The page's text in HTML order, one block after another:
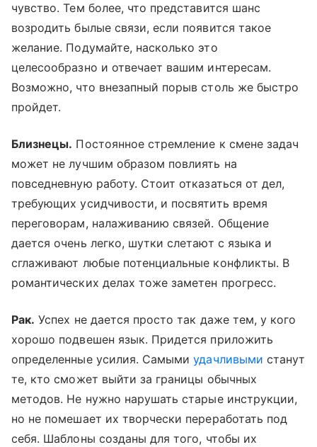
чувство. Тем более, что представится шанс
возродить былые связи, если появится такое
желание. Подумайте, насколько это
целесообразно и отвечает вашим интересам.
Возможно, что внезапный порыв столь же быстро
пройдет.
Близнецы. Постоянное стремление к смене задач
может не лучшим образом повлиять на
повседневную работу. Стоит отказаться от дел,
требующих усидчивости, и посвятить время
переговорам, налаживанию связей. Общение
дается очень легко, шутки слетают с языка и
сглаживают любые потенциальные конфликты. В
романтических делах тоже заметен прогресс.
Рак. Успех не дается просто так даже тем, у кого
хорошо подвешен язык. Придется приложить
определенные усилия. Самымиудачливыми станут
те, кто сможет выйти за границы обычных
методов. Не нужно нарушать старые инструкции,
но не помешает их творчески переработать под
себя. Шаблоны созданы для того, чтобы их